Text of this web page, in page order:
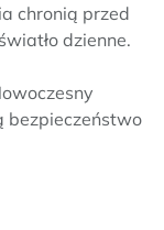
chronią przed
dzienne.
bezpieczeństwo